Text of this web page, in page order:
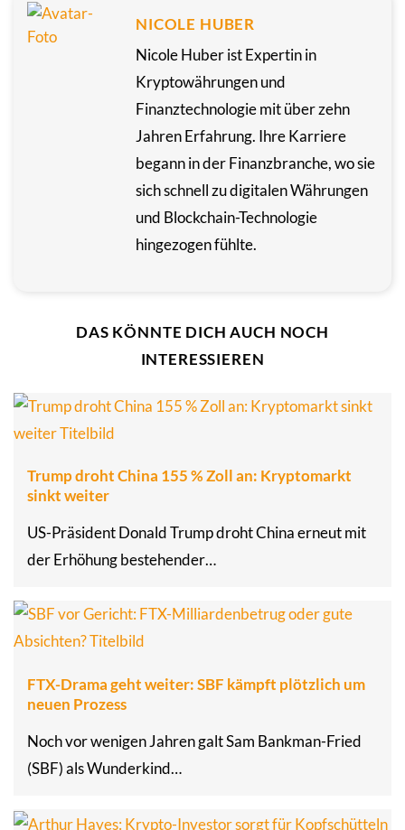
NICOLE HUBER
Nicole Huber ist Expertin in
Kryptowährungen und
Finanztechnologie mit über zehn
Jahren Erfahrung. Ihre Karriere
begann in der Finanzbranche, wo sie
sich schnell zu digitalen Währungen
und Blockchain-Technologie
hingezogen fühlte.
DAS KÖNNTE DICH AUCH NOCH
INTERESSIEREN
Trump droht China 155 % Zoll an: Kryptomarkt
sinkt weiter
US-Präsident Donald Trump droht China erneut mit
der Erhöhung bestehender…
FTX-Drama geht weiter: SBF kämpft plötzlich um
neuen Prozess
Noch vor wenigen Jahren galt Sam Bankman-Fried
(SBF) als Wunderkind…